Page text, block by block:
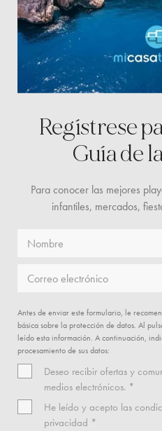
Regístrese
Guía de
Para conocer las mejores
infantiles, mercados,
Nombre
Correo electrónico
Antes de enviar este formulario, le
básica sobre la protección de datos. Al
leído esta información. A continuación,
procesamiento de sus datos:
Deseo recibir ofertas y
medios electrónicos. *
He leído y acepto las
privacidad *